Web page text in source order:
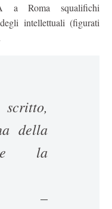
a Roma squalifichi
intellettuali (figurati
della
la
–